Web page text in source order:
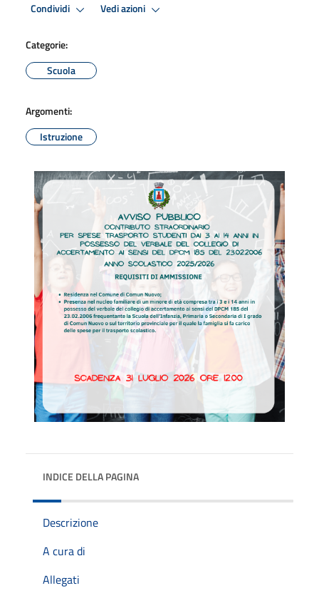
Condividi Vedi azioni
Categorie:
Scuola
Argomenti:
Istruzione
INDICE DELLA PAGINA
Descrizione
A cura di
Allegati